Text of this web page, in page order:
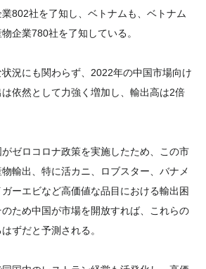
802社を了知し、ベトナムも、ベトナム
企業780社を了知している。
況にも関わらず、2022年の中国市場向け
依然として力強く増加し、輸出高は2倍
ゼロコロナ政策を実施したため、この市
輸出、特に活カニ、ロブスター、バナメ
ーエビなど高価値な品目における輸出困
ため中国が市場を開放すれば、これらの
ずだと予測される。